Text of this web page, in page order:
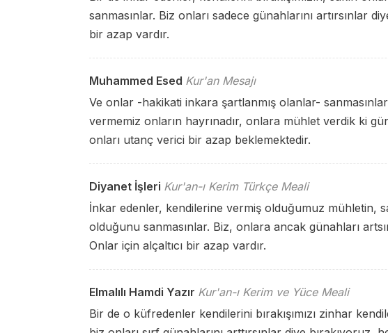
sanmasınlar. Biz onları sadece günahlarını artırsınlar
bir azap vardır.
Muhammed Esed Kur'an Mesajı
Ve onlar -hakikati inkara şartlanmış olanlar-
vermemiz onların hayrınadır, onlara mühlet verdik ki
onları utanç verici bir azap beklemektedir.
Diyanet İşleri Kur'an-ı Kerim Türkçe Meali
İnkar edenler, kendilerine vermiş olduğumuz mühletin,
olduğunu sanmasınlar. Biz, onlara ancak günahları
Onlar için alçaltıcı bir azap vardır.
Elmalılı Hamdi Yazır Kur'an-ı Kerim ve Yüce Meali
Bir de o küfredenler kendilerini bırakışımızı zinhar